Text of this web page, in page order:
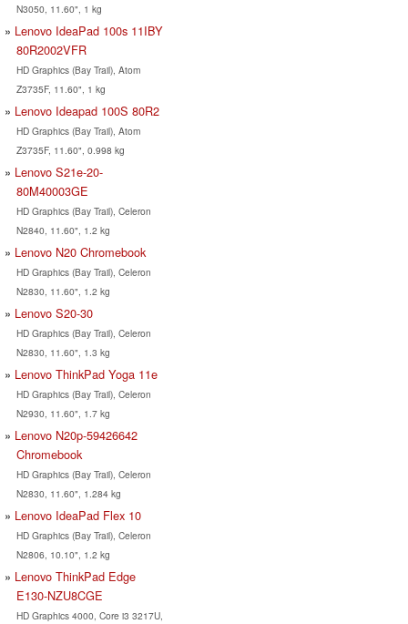
N3050, 11.60", 1 kg
Lenovo IdeaPad 100s 11IBY
80R2002VFR
HD Graphics (Bay Trail), Atom
Z3735F, 11.60", 1 kg
Lenovo Ideapad 100S 80R2
HD Graphics (Bay Trail), Atom
Z3735F, 11.60", 0.998 kg
Lenovo S21e-20-
80M40003GE
HD Graphics (Bay Trail), Celeron
N2840, 11.60", 1.2 kg
Lenovo N20 Chromebook
HD Graphics (Bay Trail), Celeron
N2830, 11.60", 1.2 kg
Lenovo S20-30
HD Graphics (Bay Trail), Celeron
N2830, 11.60", 1.3 kg
Lenovo ThinkPad Yoga 11e
HD Graphics (Bay Trail), Celeron
N2930, 11.60", 1.7 kg
Lenovo N20p-59426642
Chromebook
HD Graphics (Bay Trail), Celeron
N2830, 11.60", 1.284 kg
Lenovo IdeaPad Flex 10
HD Graphics (Bay Trail), Celeron
N2806, 10.10", 1.2 kg
Lenovo ThinkPad Edge
E130-NZU8CGE
HD Graphics 4000, Core i3 3217U,